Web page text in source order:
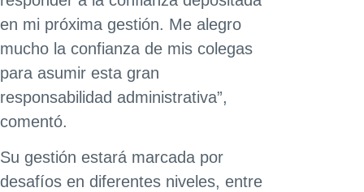
en mi próxima gestión. Me alegro
mucho la confianza de mis colegas
para asumir esta gran
responsabilidad administrativa”,
comentó.
Su gestión estará marcada por
desafíos en diferentes niveles, entre